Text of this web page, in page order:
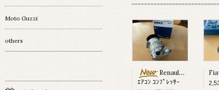
Renault Megane ?
ｴｱｺﾝ ｺﾝﾌﾟﾚｯｻｰ
Moto Guzzi
others